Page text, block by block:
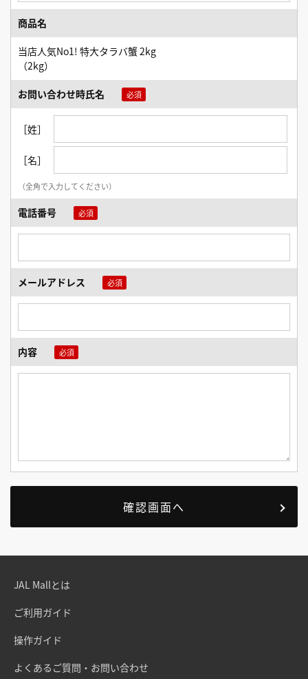
商品名
当店人気No1! 特大タラバ蟹 2kg
（2kg）
お問い合わせ時氏名
［姓］
［名］
（全角で入力してください）
電話番号
メールアドレス
内容
JAL Mallとは
ご利用ガイド
操作ガイド
よくあるご質問・お問い合わせ